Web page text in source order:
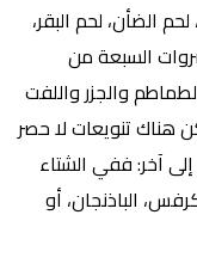
الضأن، لحم البقر،
السبعة من
والجزر واللفت
هناك تنويعات لا حصر
آخر: ففي الشتاء
الباذنجان، أو